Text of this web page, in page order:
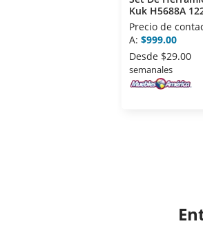
Kuk H5688A
Precio de
A: $999.00
Desde $29.00
semanales